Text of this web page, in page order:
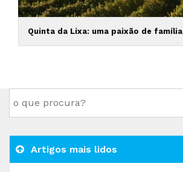
Quinta da Lixa: uma paixão de família
Artigos mais lidos